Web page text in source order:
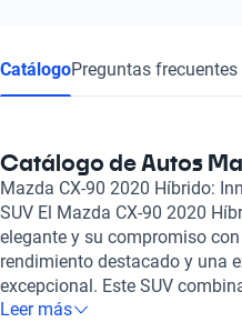
CatálogoPreguntas frecuentes
Catálogo de Autos
Mazda CX-90 2020 Híbrido:
SUV El Mazda CX-90 2020
elegante y su compromiso
rendimiento destacado y una
excepcional. Este SUV
con la eficiencia que se espera
Leer más